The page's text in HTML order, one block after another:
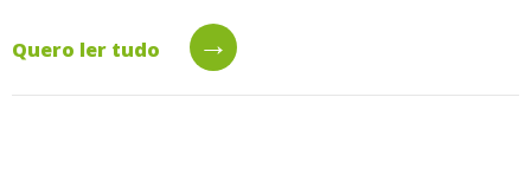
Quero ler tudo →